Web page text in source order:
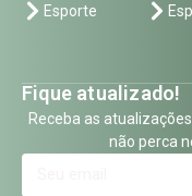
Esporte
Fique atualizado!
Receba as
não perca